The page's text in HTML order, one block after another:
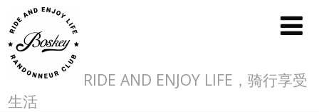
RIDE AND ENJOY LIFE，骑行享受
生活